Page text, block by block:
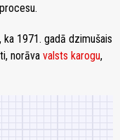
1971. gadā dzimušais
norāva valsts karogu,